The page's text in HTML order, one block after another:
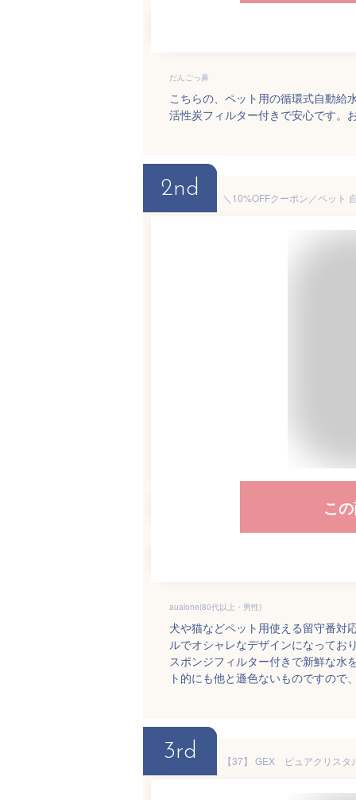
だんごっ鼻
こちらの、ペット用の循環式自動給
活性炭フィルター付きで安心です。
2nd
こ
aualone(80代以上・男性)
犬や猫などペット用使える留守番対
ルでオシャレなデザインになってお
スポンジフィルター付きで新鮮な水
ト的にも他と遜色ないものですので
3rd